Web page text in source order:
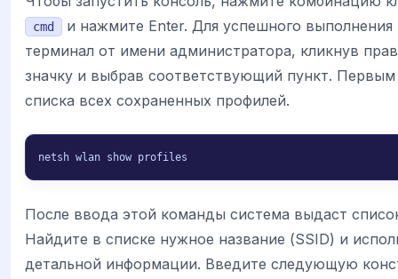
cmd
и нажмите Enter. Для успешного
терминал от имени администратора, кликнув
значку и выбрав соответствующий пункт.
списка всех сохраненных профилей.
netsh wlan show profiles
После ввода этой команды система выдаст
Найдите в списке нужное название (SSID) и
детальной информации. Введите следующую